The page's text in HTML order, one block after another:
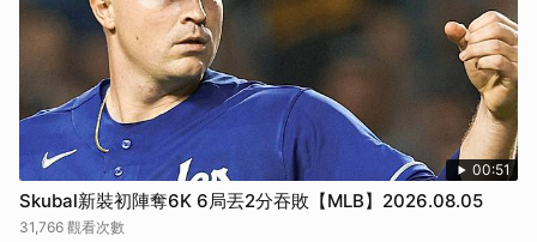
00:51
Skubal新裝初陣奪6K 6局丟2分吞敗【MLB】2026.08.05
31,766 觀看次數